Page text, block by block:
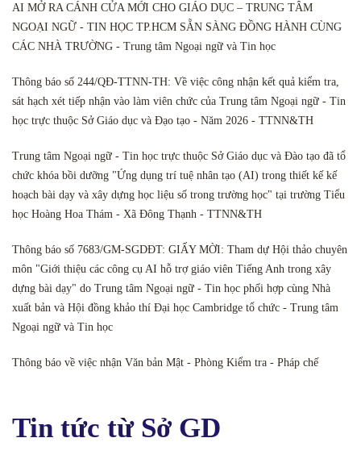
AI MỞ RA CÁNH CỬA MỚI CHO GIÁO DỤC – TRUNG TÂM
NGOẠI NGỮ - TIN HỌC TP.HCM SẴN SÀNG ĐỒNG HÀNH CÙNG
CÁC NHÀ TRƯỜNG - Trung tâm Ngoại ngữ và Tin học
Thông báo số 244/QĐ-TTNN-TH: Về việc công nhận kết quả kiểm tra,
sát hạch xét tiếp nhận vào làm viên chức của Trung tâm Ngoại ngữ - Tin
học trực thuộc Sở Giáo dục và Đạo tạo - Năm 2026 - TTNN&TH
Trung tâm Ngoại ngữ - Tin học trực thuộc Sở Giáo dục và Đào tạo đã tổ
chức khóa bồi dưỡng "Ứng dụng trí tuệ nhân tạo (AI) trong thiết kế kế
hoạch bài dạy và xây dựng học liệu số trong trường học" tại trường Tiểu
học Hoàng Hoa Thám - Xã Đông Thạnh - TTNN&TH
Thông báo số 7683/GM-SGDĐT: GIẤY MỜI: Tham dự Hội thảo chuyên
môn "Giới thiệu các công cụ AI hỗ trợ giáo viên Tiếng Anh trong xây
dựng bài dạy" do Trung tâm Ngoại ngữ - Tin học phối hợp cùng Nhà
xuất bản và Hội đồng khảo thí Đại học Cambridge tổ chức - Trung tâm
Ngoại ngữ và Tin học
Thông báo về việc nhận Văn bản Mật - Phòng Kiểm tra - Pháp chế
Tin tức từ Sở GD